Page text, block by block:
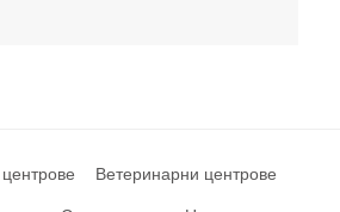
Ветеринарни центрове